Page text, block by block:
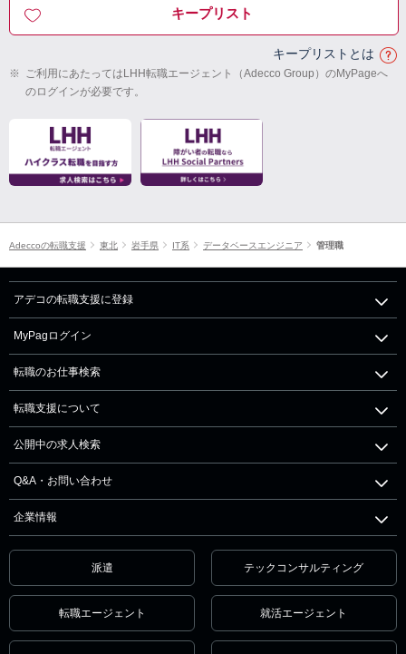
キープリスト
キープリストとは
※ ご利用にあたってはLHH転職エージェント（Adecco Group）のMyPageへ
のログインが必要です。
Adeccoの転職支援 東北 岩手県 IT系 データベースエンジニア 管理職
アデコの転職支援に登録
MyPagログイン
転職のお仕事検索
転職支援について
公開中の求人検索
Q&A・お問い合わせ
企業情報
派遣 テックコンサルティング
転職エージェント 就活エージェント